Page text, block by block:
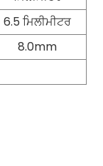
6.5 ਮਿਲੀਮੀਟਰ
8.0mm